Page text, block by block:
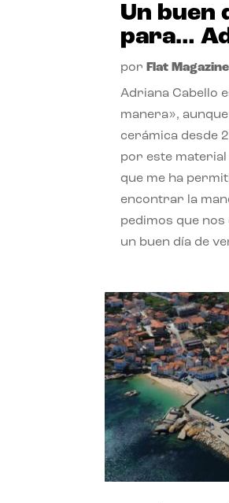
Un buen
para…
por Flat Magazine
Adriana Cabello
manera»,
cerámica desde
por este
que me ha
encontrar la
pedimos que
un buen día de